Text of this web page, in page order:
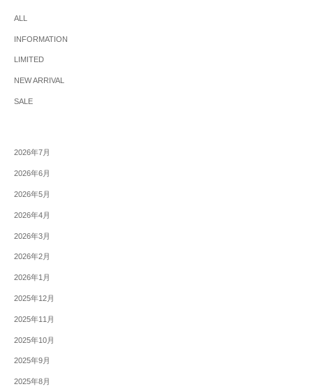
ALL
INFORMATION
LIMITED
NEW ARRIVAL
SALE
2026年7月
2026年6月
2026年5月
2026年4月
2026年3月
2026年2月
2026年1月
2025年12月
2025年11月
2025年10月
2025年9月
2025年8月